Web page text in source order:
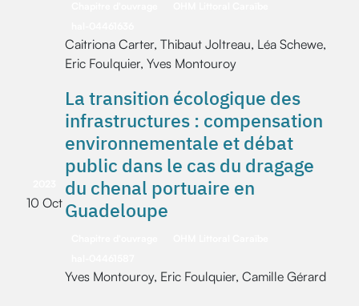
Caitriona Carter, Thibaut Joltreau, Léa Schewe,
Eric Foulquier, Yves Montouroy
10 Oct
La transition écologique des
infrastructures : compensation
environnementale et débat
public dans le cas du dragage
du chenal portuaire en
Guadeloupe
Yves Montouroy, Eric Foulquier, Camille Gérard